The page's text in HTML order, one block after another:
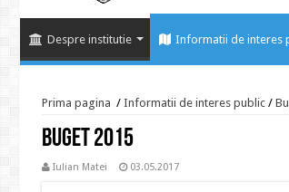
Despre institutie Informatii de interes
Prima pagina / Informatii de interes public /
BUGET 2015
Iulian Matei 03.05.2017